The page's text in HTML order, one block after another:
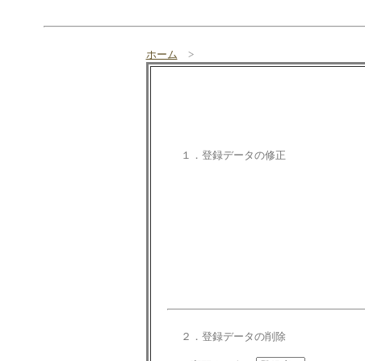
ホーム >
１．登録データの修正
２．登録データの削除